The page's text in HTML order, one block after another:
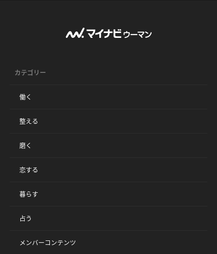
カテゴリー
働く
整える
磨く
恋する
暮らす
占う
メンバーコンテンツ